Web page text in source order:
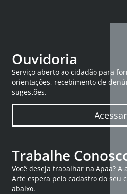
Ouvidoria
Serviço aberto ao cidadão para
orientações, recebimento de
sugestões.
Acessar
Trabalhe
Você deseja trabalhar na Apaa? A
Arte espera pelo cadastro do seu
abaixo.